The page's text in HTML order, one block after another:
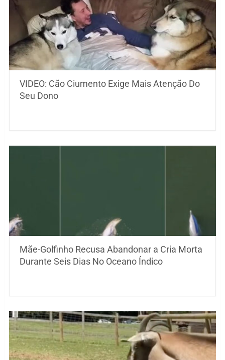
VIDEO: Cão Ciumento Exige Mais Atenção Do
Seu Dono
Mãe-Golfinho Recusa Abandonar a Cria Morta
Durante Seis Dias No Oceano Índico